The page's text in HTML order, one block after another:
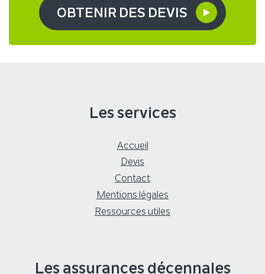
OBTENIR DES DEVIS
Les services
Accueil
Devis
Contact
Mentions légales
Ressources utiles
Les assurances décennales